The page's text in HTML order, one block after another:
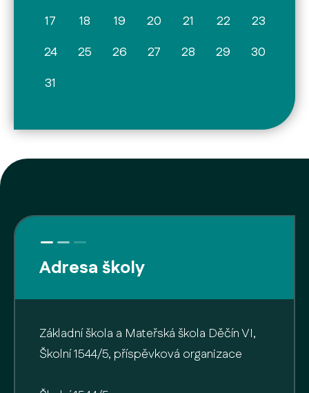
17
18 19 20 21 22
23
24
25 26 27 28 29
30
31
Adresa školy
Základní škola a Mateřská škola Děčín VI,
Školní 1544/5, příspěvková organizace